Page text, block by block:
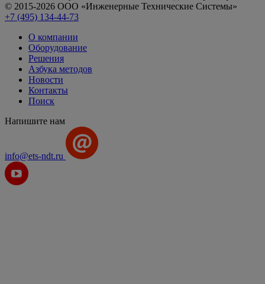
© 2015-2026 ООО «Инженерные Технические Системы»
+7 (495) 134-44-73
О компании
Оборудование
Решения
Азбука методов
Новости
Контакты
Поиск
Напишите нам
info@ets-ndt.ru